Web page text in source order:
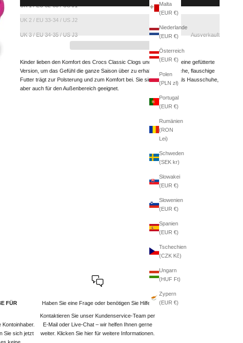
Malta
(EUR €)
Niederlande
(EUR €)
Österreich
(EUR €)
Polen
(PLN zł)
Portugal
(EUR €)
Rumänien
(RON
Lei)
Schweden
(SEK kr)
Slowakei
(EUR €)
Slowenien
(EUR €)
Spanien
(EUR €)
Tschechien
(CZK Kč)
Ungarn
(HUF Ft)
Zypern
(EUR €)
UK 1 / EU 32-33 / US J1
UK 2 / EU 33-34 / US J2
UK 3 / EU 34-35 / US J3 Ausverkauft
Kinder lieben den Komfort des Crocs Classic Clogs und jetzt gibt es eine gefütterte
Version, um das Gefühl die ganze Saison über zu erhalten. Das weiche, flauschige
Futter trägt zur Polsterung und zum Komfort bei. Sie sind großartig als Hausschuhe,
aber auch für den Außenbereich geeignet.
FÜR
Sie sich jetzt
Haben Sie eine Frage oder benötigen Sie Hilfe?
Kontaktieren Sie unser Kundenservice-Team per
E-Mail oder Live-Chat – wir helfen Ihnen gerne
weiter. Klicken Sie hier für weitere Informationen.